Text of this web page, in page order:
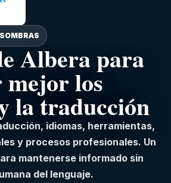
Albera para
mejor los
la traducción
idiomas, herramientas,
y procesos profesionales. Un
mantenerse informado sin
del lenguaje.